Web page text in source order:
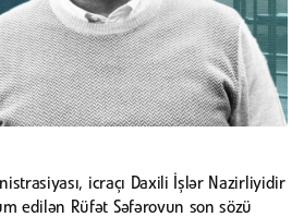
icraçı Daxili İşlər Nazirliyidir
edilən Rüfət Səfərovun son sözü